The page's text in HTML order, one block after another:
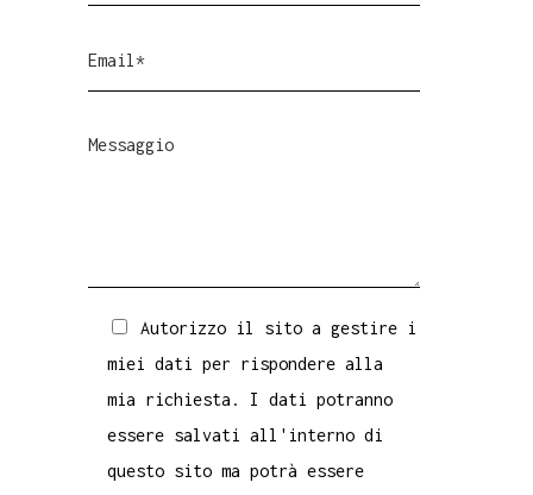
Autorizzo il sito a gestire i
miei dati per rispondere alla
mia richiesta. I dati potranno
essere salvati all'interno di
questo sito ma potrà essere